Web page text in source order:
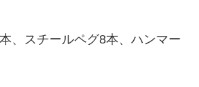
、スチールペグ8本、ハンマー